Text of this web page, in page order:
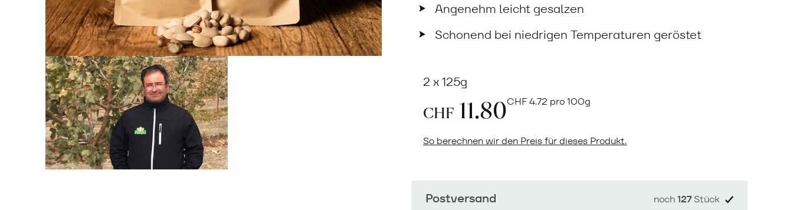
Angenehm leicht gesalzen
Schonend bei niedrigen Temperaturen geröstet
2 x 125g
CHF 11.80CHF4.72 pro 100g
So berechnen wir den Preis für dieses Produkt.
Postversand noch127Stück